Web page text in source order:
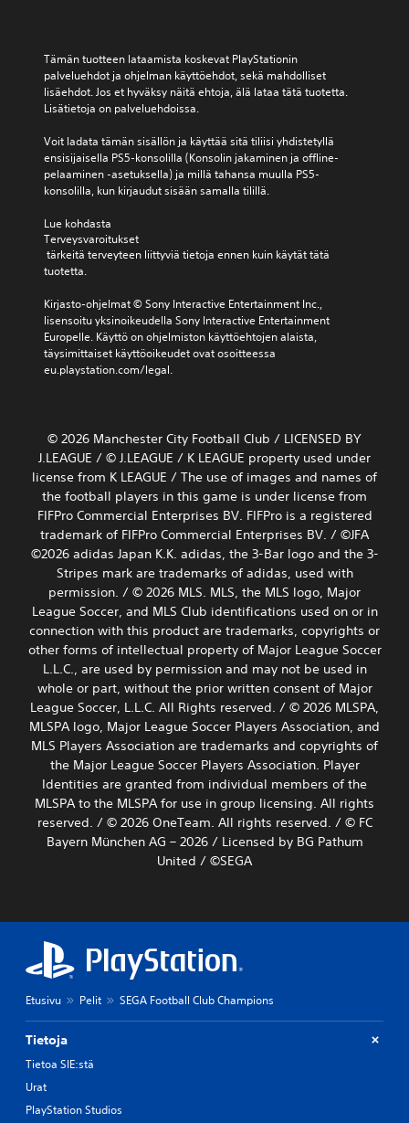
Tämän tuotteen lataamista koskevat PlayStationin
palveluehdot ja ohjelman käyttöehdot, sekä mahdolliset
lisäehdot. Jos et hyväksy näitä ehtoja, älä lataa tätä tuotetta.
Lisätietoja on palveluehdoissa.
Voit ladata tämän sisällön ja käyttää sitä tiliisi yhdistetyllä
ensisijaisella PS5-konsolilla (Konsolin jakaminen ja offline-
pelaaminen -asetuksella) ja millä tahansa muulla PS5-
konsolilla, kun kirjaudut sisään samalla tilillä.
Lue kohdasta
Terveysvaroitukset
tuotetta.
Kirjasto-ohjelmat © Sony Interactive Entertainment Inc.,
lisensoitu yksinoikeudella Sony Interactive Entertainment
Europelle. Käyttö on ohjelmiston käyttöehtojen alaista,
täysimittaiset käyttöoikeudet ovat osoitteessa
eu.playstation.com/legal.
© 2026 Manchester City Football Club / LICENSED BY
J.LEAGUE / © J.LEAGUE / K LEAGUE property used under
license from K LEAGUE / The use of images and names of
the football players in this game is under license from
FIFPro Commercial Enterprises BV. FIFPro is a registered
trademark of FIFPro Commercial Enterprises BV. / ©JFA
©2026 adidas Japan K.K. adidas, the 3-Bar logo and the 3-
Stripes mark are trademarks of adidas, used with
permission. / © 2026 MLS. MLS, the MLS logo, Major
League Soccer, and MLS Club identifications used on or in
connection with this product are trademarks, copyrights or
other forms of intellectual property of Major League Soccer
L.L.C., are used by permission and may not be used in
whole or part, without the prior written consent of Major
League Soccer, L.L.C. All Rights reserved. / © 2026 MLSPA,
MLSPA logo, Major League Soccer Players Association, and
MLS Players Association are trademarks and copyrights of
the Major League Soccer Players Association. Player
Identities are granted from individual members of the
MLSPA to the MLSPA for use in group licensing. All rights
reserved. / © 2026 OneTeam. All rights reserved. / © FC
Bayern München AG – 2026 / Licensed by BG Pathum
United / ©SEGA
Etusivu Pelit SEGA Football Club Champions
Tietoja
Tietoa SIE:stä
Urat
PlayStation Studios